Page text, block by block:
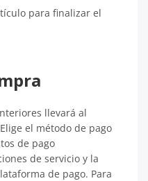
para finalizar el
llevará al
el método de pago
de pago
de servicio y la
de pago. Para